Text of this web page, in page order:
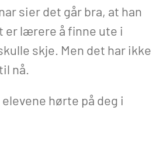
sier det går bra, at han
lærere å finne ute i
skje. Men det har ikke
nå.
hørte på deg i